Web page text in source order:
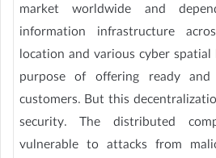
market worldwide and
information infrastructure
location and various cyber
purpose of offering ready
customers. But this
security. The distributed
vulnerable to attacks from